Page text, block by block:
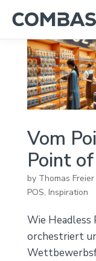
Vom
Point
by Thomas Freier
POS, Inspiration
Wie Headless
orchestriert